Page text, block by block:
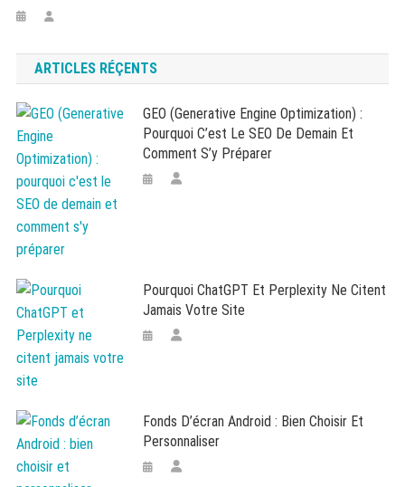
ARTICLES RÉÇENTS
GEO (Generative Engine Optimization) :
Pourquoi C’est Le SEO De Demain Et
Comment S’y Préparer
Pourquoi ChatGPT Et Perplexity Ne Citent
Jamais Votre Site
Fonds D’écran Android : Bien Choisir Et
Personnaliser